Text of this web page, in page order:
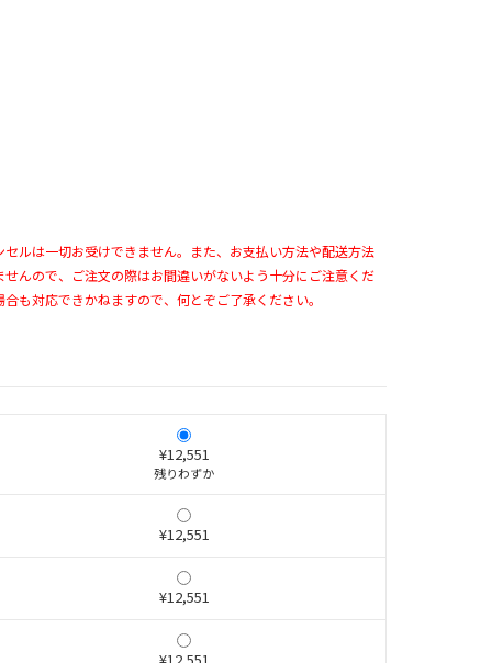
ルは一切お受けできません。また、お支払い方法や配送方法
んので、ご注文の際はお間違いがないよう十分にご注意くだ
も対応できかねますので、何とぞご了承ください。
¥12,551
残りわずか
¥12,551
¥12,551